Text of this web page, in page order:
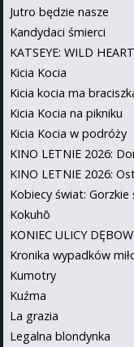
Jutro będzie nasze
Kandydaci śmierci
KATSEYE: WILD
Kicia Kocia
Kicia kocia ma
Kicia Kocia na pikniku
Kicia Kocia w podróży
KINO LETNIE 2026:
KINO LETNIE 2026:
Kobiecy świat:
Kokuhō
KONIEC ULICY
Kronika wypadków
Kumotry
Kuźma
La grazia
Legalna blondynka